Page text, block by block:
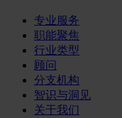
专业服务
职能聚焦
行业类型
顾问
分支机构
智识与洞见
关于我们